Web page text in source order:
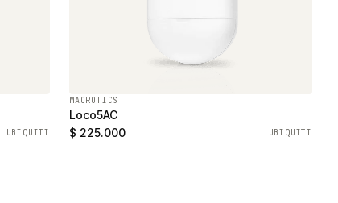
UBIQUITI
MACROTICS
Loco5AC
$ 225.000
UBIQUITI